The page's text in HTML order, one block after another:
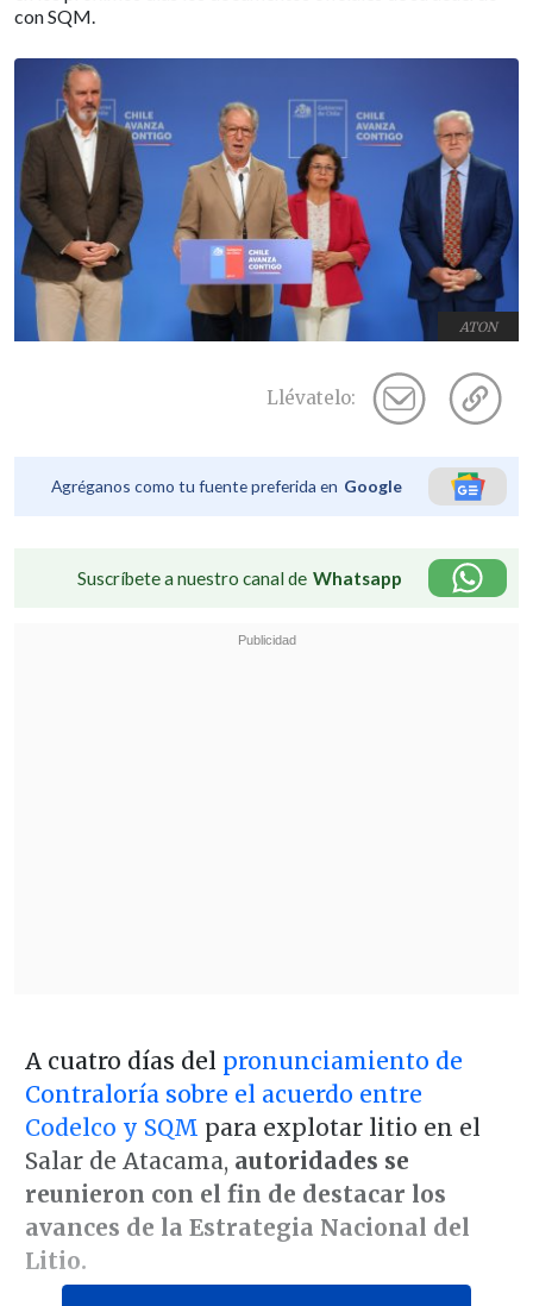
con SQM.
ATON
Llévatelo:
Agréganos como tu fuente preferida en Google
Suscríbete a nuestro canal de Whatsapp
A cuatro días del pronunciamiento de
Contraloría sobre el acuerdo entre
Codelco y SQM para explotar litio en el
Salar de Atacama, autoridades se
reunieron con el fin de destacar los
avances de la Estrategia Nacional del
Litio.